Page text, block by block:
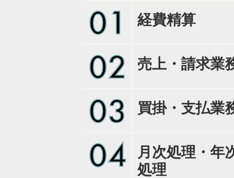
01 経費精算
02 売上・請求業
03 買掛・支払業
04
月次処理・年
処理